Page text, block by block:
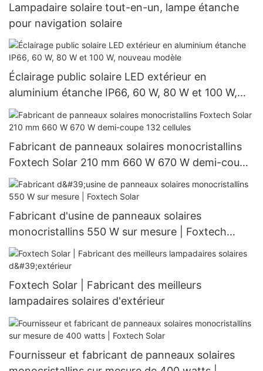
Lampadaire solaire tout-en-un, lampe étanche
pour navigation solaire
Éclairage public solaire LED extérieur en
aluminium étanche IP66, 60 W, 80 W et 100 W,
nouveau modèle
Fabricant de panneaux solaires monocristallins
Foxtech Solar 210 mm 660 W 670 W demi-coupe
132 cellules
Fabricant d'usine de panneaux solaires
monocristallins 550 W sur mesure | Foxtech
Solar
Foxtech Solar | Fabricant des meilleurs
lampadaires solaires d'extérieur
Fournisseur et fabricant de panneaux solaires